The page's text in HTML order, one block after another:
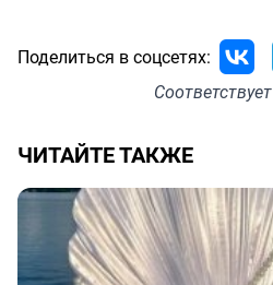
Поделиться в соцсетях:
Соответствует
ЧИТАЙТЕ ТАКЖЕ